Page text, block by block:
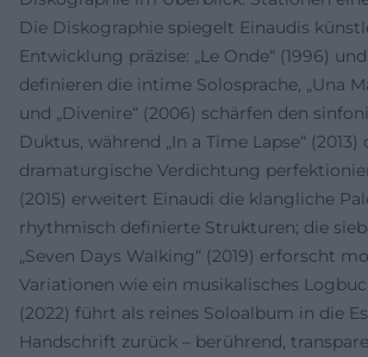
Die Diskographie spiegelt Einaudis
Entwicklung präzise: „Le Onde“ (1996) und
definieren die intime Solosprache, „Una
und „Divenire“ (2006) schärfen den
Duktus, während „In a Time Lapse“ (2013)
dramaturgische Verdichtung
(2015) erweitert Einaudi die klangliche
rhythmisch definierte Strukturen; die
„Seven Days Walking“ (2019) erforscht
Variationen wie ein musikalisches
(2022) führt als reines Soloalbum in die
Handschrift zurück – berührend,